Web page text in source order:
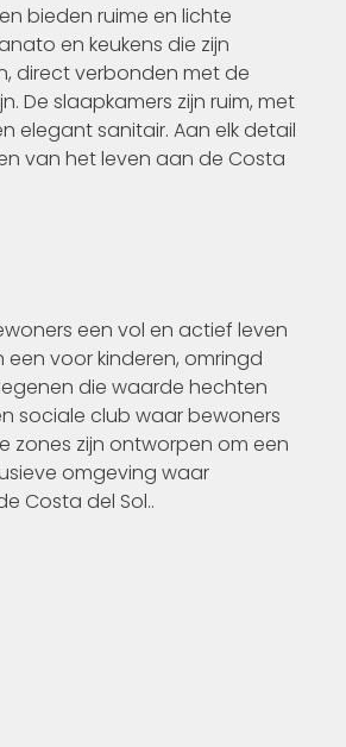
bieden ruime en lichte
en keukens die zijn
direct verbonden met de
De slaapkamers zijn ruim, met
elegant sanitair. Aan elk detail
van het leven aan de Costa
een vol en actief leven
voor kinderen, omringd
die waarde hechten
sociale club waar bewoners
zones zijn ontworpen om een
omgeving waar
Costa del Sol..